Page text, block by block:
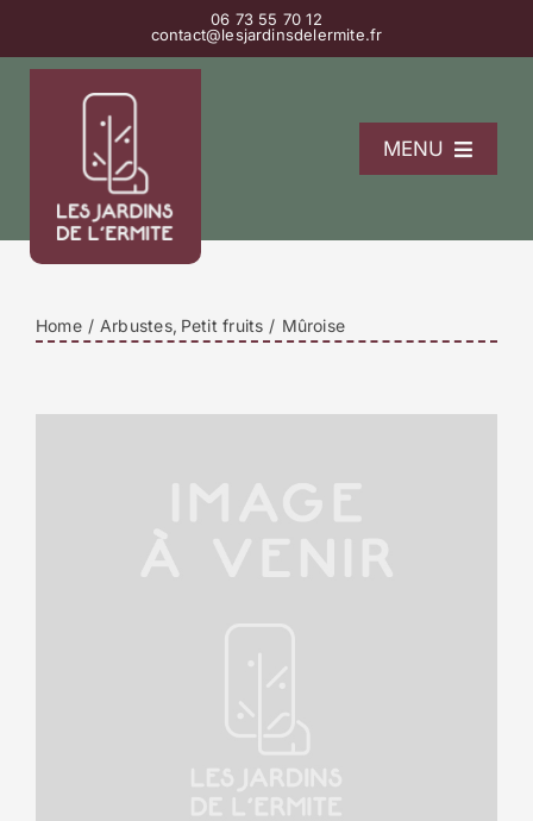
06 73 55 70 12
contact@lesjardinsdelermite.fr
MENU
La pépinière
Contact
Home Arbustes Petit fruits Mûroise